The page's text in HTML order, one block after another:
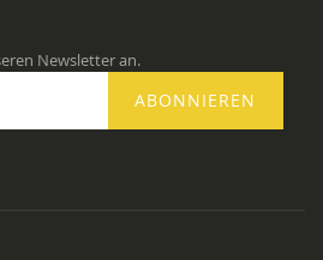
Newsletter an.
ABONNIEREN